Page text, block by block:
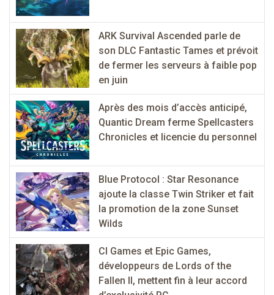
ARK Survival Ascended parle de
son DLC Fantastic Tames et prévoit
de fermer les serveurs à faible pop
en juin
Après des mois d’accès anticipé,
Quantic Dream ferme Spellcasters
Chronicles et licencie du personnel
Blue Protocol : Star Resonance
ajoute la classe Twin Striker et fait
la promotion de la zone Sunset
Wilds
CI Games et Epic Games,
développeurs de Lords of the
Fallen II, mettent fin à leur accord